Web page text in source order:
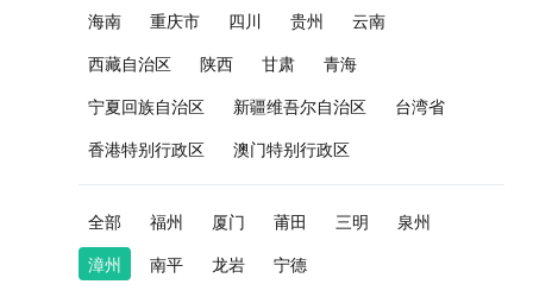
海南
重庆市 四川 贵州
云南
西藏自治区
陕西 甘肃
青海
宁夏回族自治区
新疆维吾尔自治区
台湾省
香港特别行政区
澳门特别行政区
全部 福州 厦门 莆田 三明
泉州
漳州
南平 龙岩 宁德